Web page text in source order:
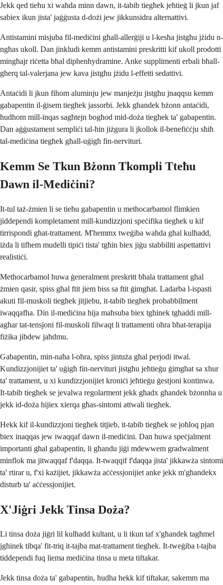
Jekk qed tieħu xi waħda minn dawn, it-tabib tiegħek jeħtieġ li jkun jaf
sabiex ikun jista' jaġġusta d-dożi jew jikkunsidra alternattivi.
Antistamini misjuba fil-mediċini għall-allerġiji u l-kesħa jistgħu jżidu n-
ngħas ukoll. Dan jinkludi kemm antistamini preskritti kif ukoll prodotti
mingħajr riċetta bħal diphenhydramine. Anke supplimenti erbali bħall-
għerq tal-valerjana jew kava jistgħu jżidu l-effetti sedattivi.
Antaċidi li jkun fihom aluminju jew manjeżju jistgħu jnaqqsu kemm
gabapentin il-ġisem tiegħek jassorbi. Jekk għandek bżonn antaċidi,
ħudhom mill-inqas sagħtejn bogħod mid-doża tiegħek ta' gabapentin.
Dan aġġustament sempliċi tal-ħin jiżgura li jkollok il-benefiċċju sħiħ
tal-mediċina tiegħek għall-uġigħ fin-nervituri.
Kemm Se Tkun Bżonn Tkompli Tteħu
Dawn il-Mediċini?
It-tul taż-żmien li se tieħu gabapentin u methocarbamol flimkien
jiddependi kompletament mill-kundizzjoni speċifika tiegħek u kif
tirrispondi għat-trattament. M'hemmx tweġiba waħda għal kulħadd,
iżda li tifhem mudelli tipiċi tista' tgħin biex jiġu stabbiliti aspettattivi
realistiċi.
Methocarbamol huwa ġeneralment preskritt bħala trattament għal
żmien qasir, spiss għal ftit jiem biss sa ftit ġimgħat. Ladarba l-ispasti
akuti fil-muskoli tiegħek jitjiebu, it-tabib tiegħek probabbilment
iwaqqafha. Din il-mediċina hija maħsuba biex tgħinek tgħaddi mill-
agħar tat-tensjoni fil-muskoli filwaqt li trattamenti oħra bħat-terapija
fiżika jibdew jaħdmu.
Gabapentin, min-naħa l-oħra, spiss jintuża għal perjodi itwal.
Kundizzjonijiet ta' uġigħ fin-nervituri jistgħu jeħtieġu ġimgħat sa xhur
ta' trattament, u xi kundizzjonijiet kroniċi jeħtieġu ġestjoni kontinwa.
It-tabib tiegħek se jevalwa regolarment jekk għadx għandek bżonnha u
jekk id-doża hijiex xierqa għas-sintomi attwali tiegħek.
Hekk kif il-kundizzjoni tiegħek titjieb, it-tabib tiegħek se joħloq pjan
biex inaqqas jew iwaqqaf dawn il-mediċini. Dan huwa speċjalment
importanti għal gabapentin, li għandu jiġi mdewwem gradwalment
minflok ma jitwaqqaf f'daqqa. It-twaqqif f'daqqa jista' jikkawża sintomi
ta' rtirar u, f'xi każijiet, jikkawża aċċessjonijiet anke jekk m'għandekx
disturb ta' aċċessjonijiet.
X'Jiġri Jekk Tinsa Doża?
Li tinsa doża jiġri lil kulħadd kultant, u li tkun taf x'għandek tagħmel
jgħinek tibqa' fit-triq it-tajba mat-trattament tiegħek. It-tweġiba t-tajba
tiddependi fuq liema mediċina tinsa u meta tiftakar.
Jekk tinsa doża ta' gabapentin, ħudha hekk kif tiftakar, sakemm ma